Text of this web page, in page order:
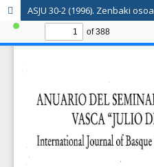
ASJU 30-2 (1996). Zenbaki osoa